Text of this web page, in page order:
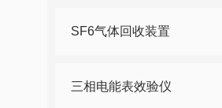
SF6气体回收装置
三相电能表效验仪